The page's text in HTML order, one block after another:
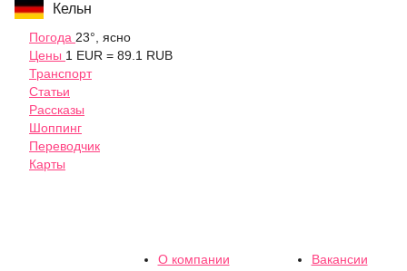
Кельн
Погода 23°, ясно
Цены 1 EUR = 89.1 RUB
Транспорт
Статьи
Рассказы
Шоппинг
Переводчик
Карты
О компании Вакансии